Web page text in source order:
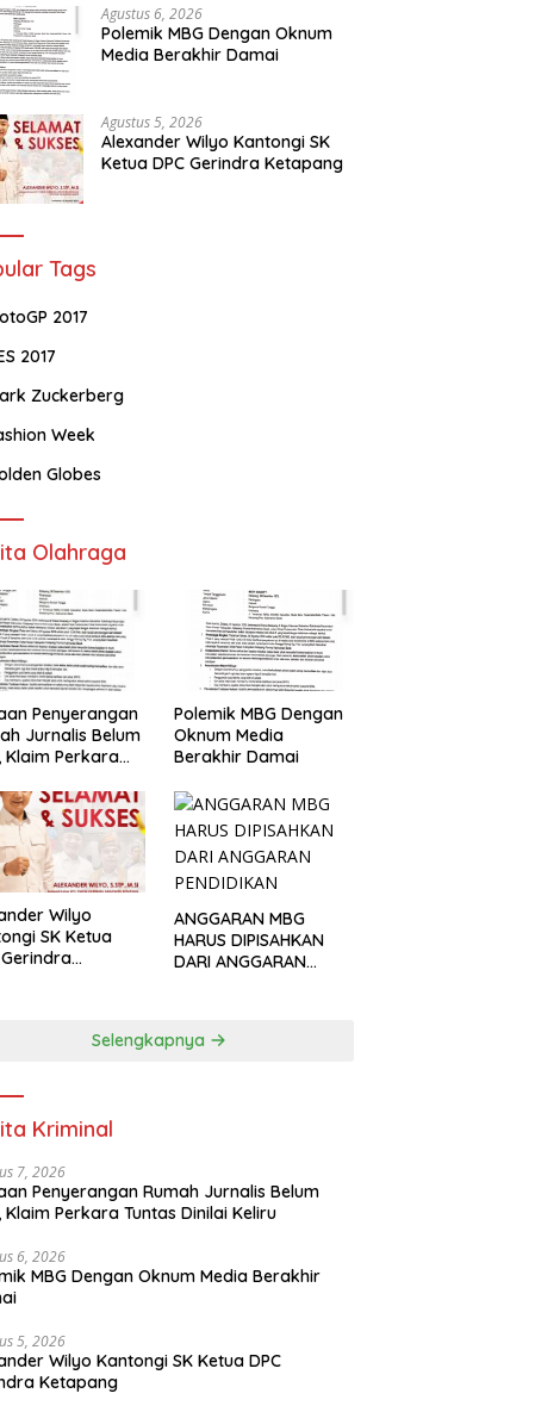
Agustus 6, 2026
Polemik MBG Dengan Oknum
Media Berakhir Damai
Agustus 5, 2026
Alexander Wilyo Kantongi SK
Ketua DPC Gerindra Ketapang
Tags
2017
2017
Zuckerberg
Week
Globes
Olahraga
Penyerangan
Jurnalis Belum
Klaim Perkara
Polemik MBG Dengan
Oknum Media
Berakhir Damai
Wilyo
SK Ketua
Gerindra
ANGGARAN MBG
HARUS DIPISAHKAN
DARI ANGGARAN
Selengkapnya
Kriminal
7, 2026
Penyerangan Rumah Jurnalis Belum
Klaim Perkara Tuntas Dinilai Keliru
6, 2026
MBG Dengan Oknum Media Berakhir
5, 2026
Wilyo Kantongi SK Ketua DPC
Ketapang